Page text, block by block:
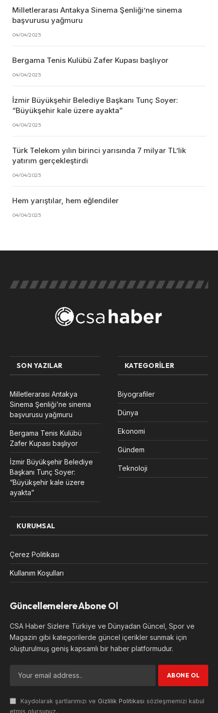
Milletlerarası Antakya Sinema Şenliği’ne sinema
başvurusu yağmuru
04/04/2025
Bergama Tenis Kulübü Zafer Kupası başlıyor
04/04/2025
İzmir Büyükşehir Belediye Başkanı Tunç Soyer:
“Büyükşehir kale üzere ayakta”
04/04/2025
Türk Telekom yılın birinci yarısında 7 milyar TL’lik
yatırım gerçekleştirdi
04/04/2025
Hem yarıştılar, hem eğlendiler
04/04/2025
SON YAZILAR
Milletlerarası Antakya
Sinema Şenliği’ne sinema
başvurusu yağmuru
Bergama Tenis Kulübü
Zafer Kupası başlıyor
İzmir Büyükşehir Belediye
Başkanı Tunç Soyer:
“Büyükşehir kale üzere
ayakta”
KATEGORILER
Biyografiler
Dünya
Ekonomi
Gündem
Teknoloji
KURUMSAL
Çerez Politikası
Kullanım Koşulları
Güncellemelere Abone Ol
CSA Haber Sizlere Türkiye ve Dünyadan Güncel, Spor ve
Magazin gibi kategorilerde güncel içerikler sunmak için
oluşturulmuş geniş kapsamlı bir haber platformudur.
Kaydolarak şartlarımızı ve Gizlilik Politikası sözleşmemizi kabul
etmiş olursunuz.